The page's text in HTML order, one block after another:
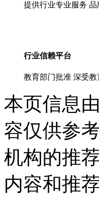
提供行业专业服务
行业信赖平台
教育部门批准 深受教
本页信息
容仅供参
机构的推
内容和推